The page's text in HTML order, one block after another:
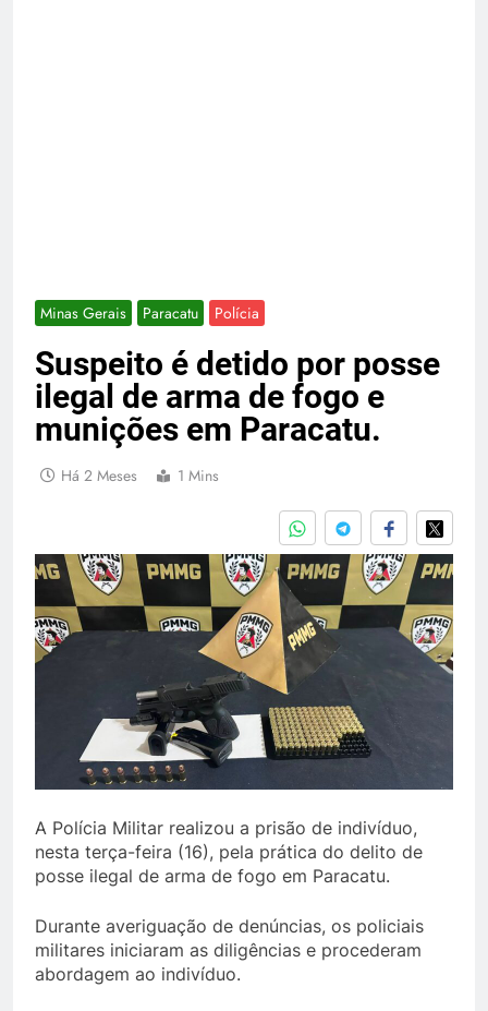
Minas Gerais Paracatu Polícia
Suspeito é detido por posse
ilegal de arma de fogo e
munições em Paracatu.
Há 2 Meses 1 Mins
A Polícia Militar realizou a prisão de indivíduo,
nesta terça-feira (16), pela prática do delito de
posse ilegal de arma de fogo em Paracatu.
Durante averiguação de denúncias, os policiais
militares iniciaram as diligências e procederam
abordagem ao indivíduo.